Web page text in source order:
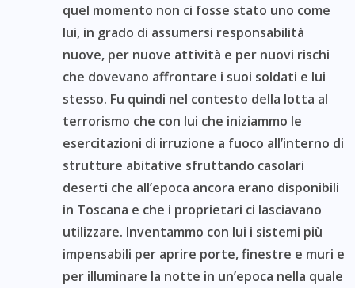
quel momento non ci fosse stato uno come
lui, in grado di assumersi responsabilità
nuove, per nuove attività e per nuovi rischi
che dovevano affrontare i suoi soldati e lui
stesso. Fu quindi nel contesto della lotta al
terrorismo che con lui che iniziammo le
esercitazioni di irruzione a fuoco all’interno di
strutture abitative sfruttando casolari
deserti che all’epoca ancora erano disponibili
in Toscana e che i proprietari ci lasciavano
utilizzare. Inventammo con lui i sistemi più
impensabili per aprire porte, finestre e muri e
per illuminare la notte in un’epoca nella quale